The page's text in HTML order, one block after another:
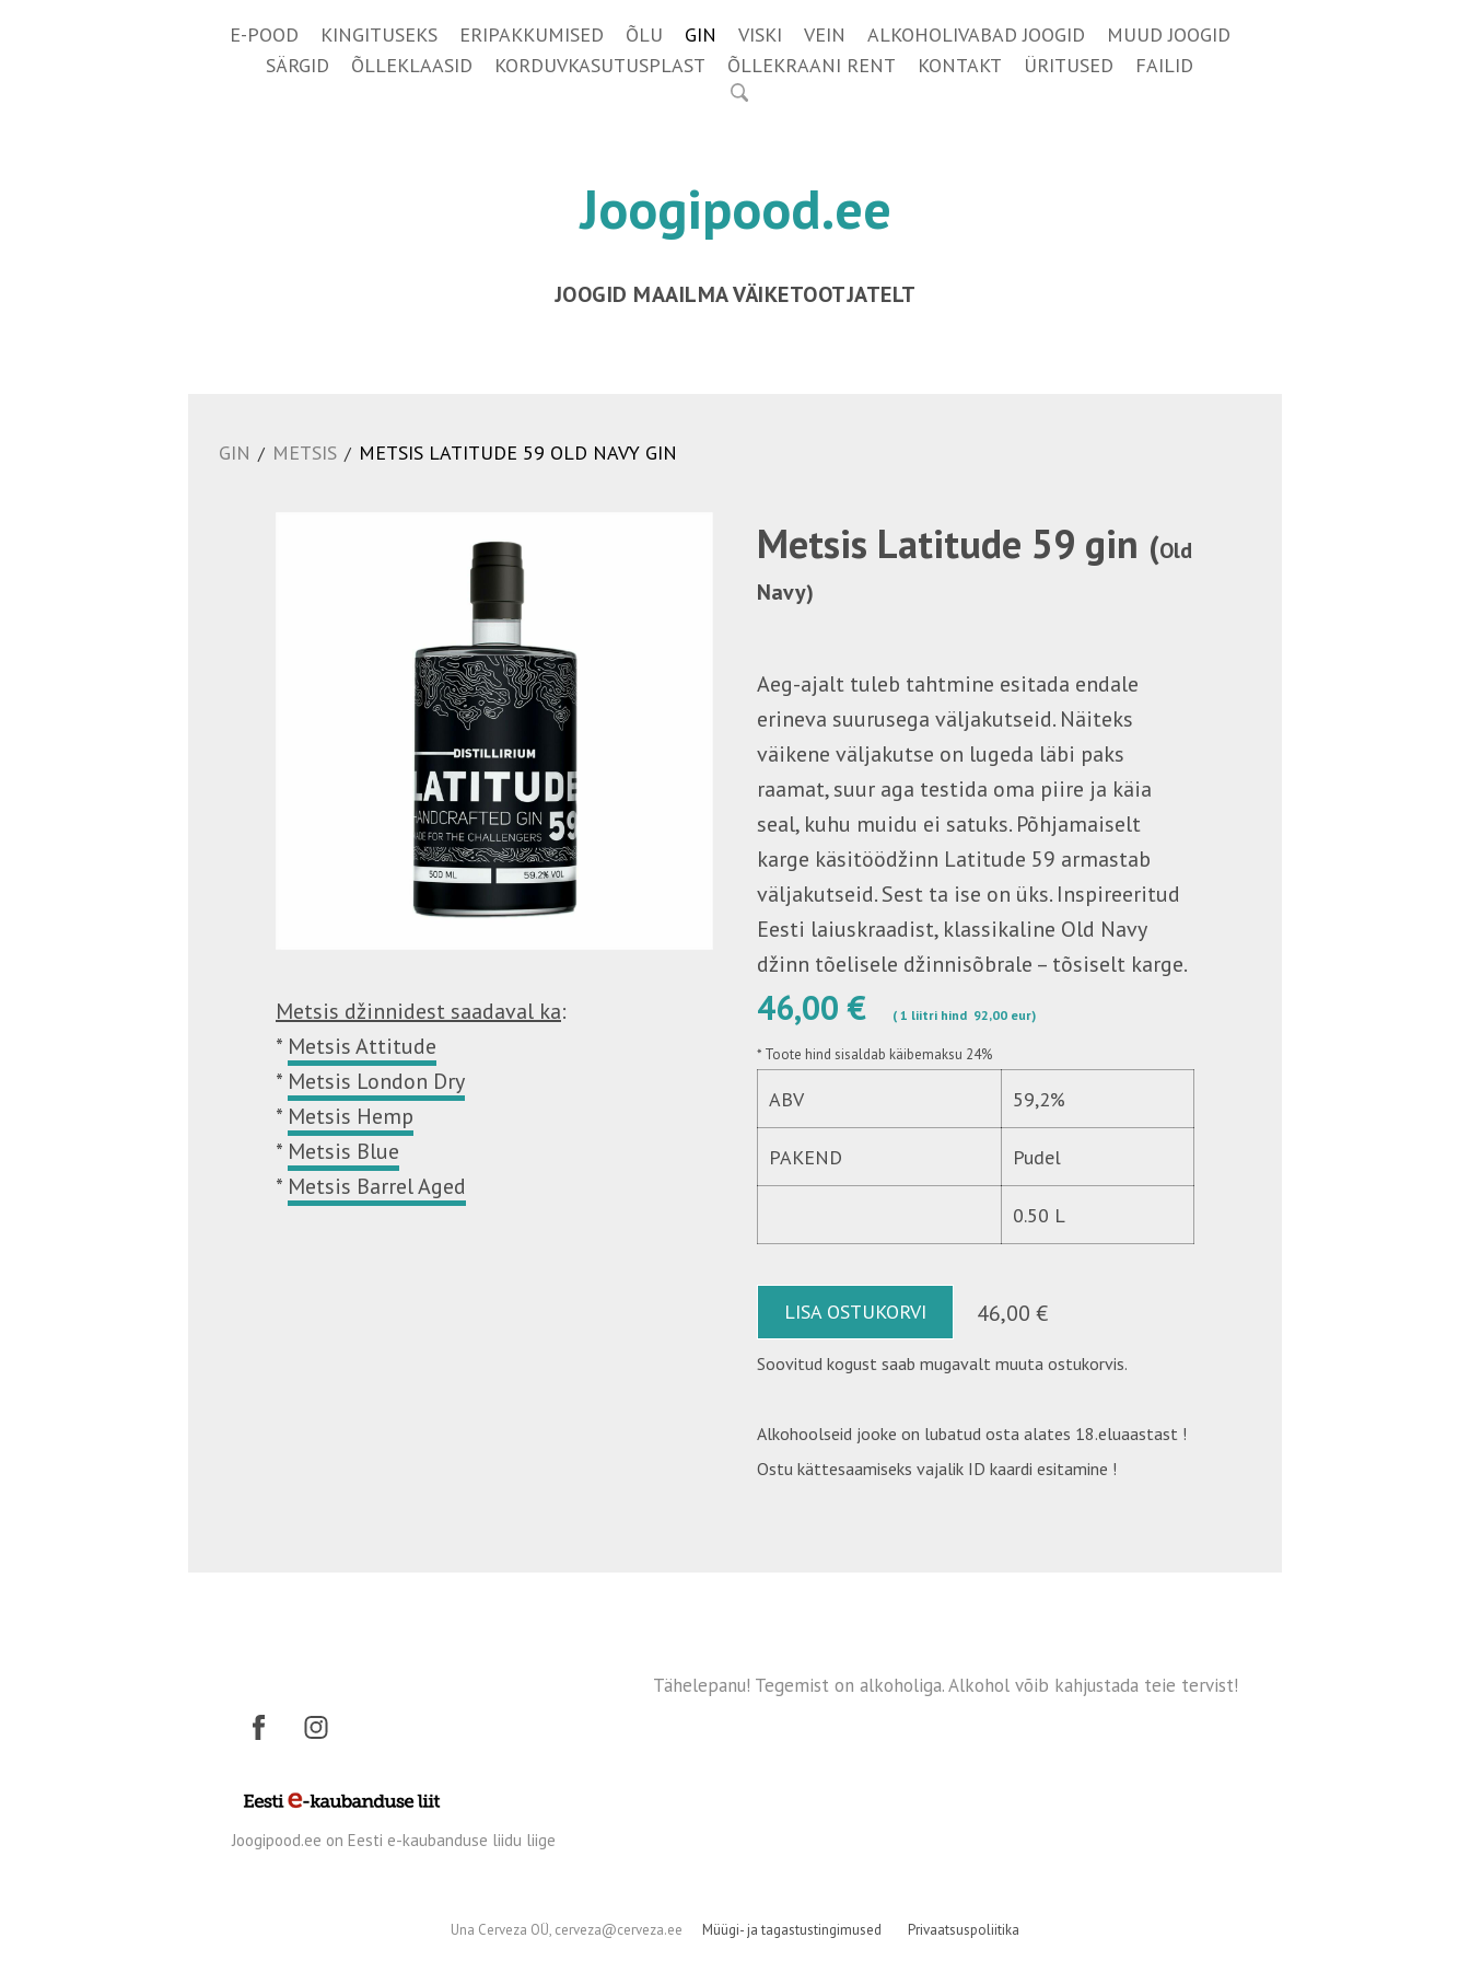
E-POOD KINGITUSEKS ERIPAKKUMISED ÕLU GIN VISKI VEIN ALKOHOLIVABAD JOOGID
MUUD JOOGID
SÄRGID
ÕLLEKLAASID KORDUVKASUTUSPLAST ÕLLEKRAANI RENT KONTAKT ÜRITUSED FAILID
Joogipood.ee
JOOGID MAAILMA VÄIKETOOTJATELT
GIN / METSIS / METSIS LATITUDE 59 OLD NAVY GIN
Metsis džinnidest saadaval ka:
* Metsis Attitude
* Metsis London Dry
* Metsis Hemp
* Metsis Blue
* Metsis Barrel Aged
Metsis Latitude 59 gin (Old
Navy)
Aeg-ajalt tuleb tahtmine esitada endale
erineva suurusega väljakutseid. Näiteks
väikene väljakutse on lugeda läbi paks
raamat, suur aga testida oma piire ja käia
seal, kuhu muidu ei satuks. Põhjamaiselt
karge käsitöödžinn Latitude 59 armastab
väljakutseid. Sest ta ise on üks. Inspireeritud
Eesti laiuskraadist, klassikaline Old Navy
džinn tõelisele džinnisõbrale – tõsiselt karge.
46,00 € ( 1 liitri hind 92,00 eur)
* Toote hind sisaldab käibemaksu 24%
ABV 59,2%
PAKEND Pudel
0.50 L
LISA OSTUKORVI 46,00 €
Soovitud kogust saab mugavalt muuta ostukorvis.
Alkohoolseid jooke on lubatud osta alates 18.eluaastast !
Ostu kättesaamiseks vajalik ID kaardi esitamine !
Tähelepanu! Tegemist on alkoholiga. Alkohol võib kahjustada teie tervist!
Joogipood.ee on Eesti e-kaubanduse liidu liige
Una Cerveza OÜ, cerveza@cerveza.ee Müügi- ja tagastustingimused Privaatsuspoliitika